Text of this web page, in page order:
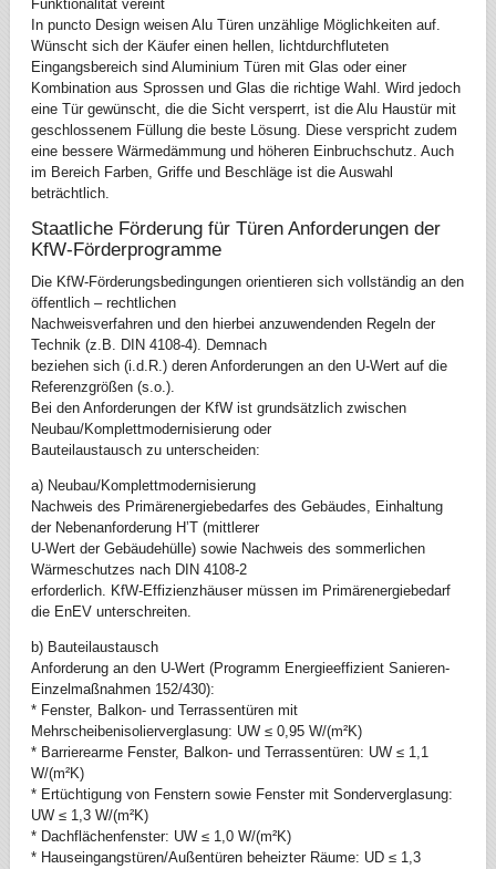
Funktionalität vereint
In puncto Design weisen Alu Türen unzählige Möglichkeiten auf.
Wünscht sich der Käufer einen hellen, lichtdurchfluteten
Eingangsbereich sind Aluminium Türen mit Glas oder einer
Kombination aus Sprossen und Glas die richtige Wahl. Wird jedoch
eine Tür gewünscht, die die Sicht versperrt, ist die Alu Haustür mit
geschlossenem Füllung die beste Lösung. Diese verspricht zudem
eine bessere Wärmedämmung und höheren Einbruchschutz. Auch
im Bereich Farben, Griffe und Beschläge ist die Auswahl
beträchtlich.
Staatliche Förderung für Türen Anforderungen der
KfW-Förderprogramme
Die KfW-Förderungsbedingungen orientieren sich vollständig an den
öffentlich – rechtlichen
Nachweisverfahren und den hierbei anzuwendenden Regeln der
Technik (z.B. DIN 4108-4). Demnach
beziehen sich (i.d.R.) deren Anforderungen an den U-Wert auf die
Referenzgrößen (s.o.).
Bei den Anforderungen der KfW ist grundsätzlich zwischen
Neubau/Komplettmodernisierung oder
Bauteilaustausch zu unterscheiden:
a) Neubau/Komplettmodernisierung
Nachweis des Primärenergiebedarfes des Gebäudes, Einhaltung
der Nebenanforderung H’T (mittlerer
U-Wert der Gebäudehülle) sowie Nachweis des sommerlichen
Wärmeschutzes nach DIN 4108-2
erforderlich. KfW-Effizienzhäuser müssen im Primärenergiebedarf
die EnEV unterschreiten.
b) Bauteilaustausch
Anforderung an den U-Wert (Programm Energieeffizient Sanieren-
Einzelmaßnahmen 152/430):
* Fenster, Balkon- und Terrassentüren mit
Mehrscheibenisolierverglasung: UW ≤ 0,95 W/(m²K)
* Barrierearme Fenster, Balkon- und Terrassentüren: UW ≤ 1,1
W/(m²K)
* Ertüchtigung von Fenstern sowie Fenster mit Sonderverglasung:
UW ≤ 1,3 W/(m²K)
* Dachflächenfenster: UW ≤ 1,0 W/(m²K)
* Hauseingangstüren/Außentüren beheizter Räume: UD ≤ 1,3